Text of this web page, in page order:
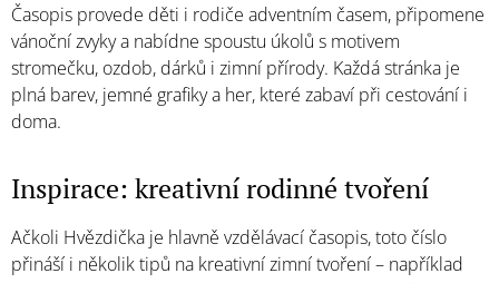
Časopis provede děti i rodiče adventním časem, připomene
vánoční zvyky a nabídne spoustu úkolů s motivem
stromečku, ozdob, dárků i zimní přírody. Každá stránka je
plná barev, jemné grafiky a her, které zabaví při cestování i
doma.
Inspirace: kreativní rodinné tvoření
Ačkoli Hvězdička je hlavně vzdělávací časopis, toto číslo
přináší i několik tipů na kreativní zimní tvoření – například